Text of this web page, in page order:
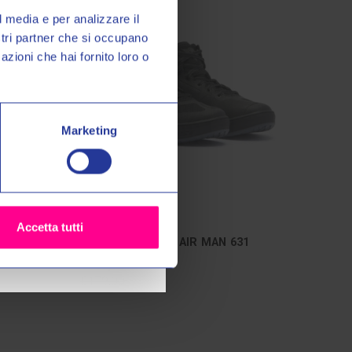
e per analizzare il
partner che si occupano
che hai fornito loro o
Marketing
Accetta tuttiDainese S.p.A.
SCARPE SUBURB AIR MAN 631
€159,00